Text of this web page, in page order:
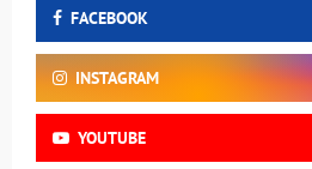
FACEBOOK
INSTAGRAM
YOUTUBE